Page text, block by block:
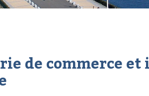
de commerce